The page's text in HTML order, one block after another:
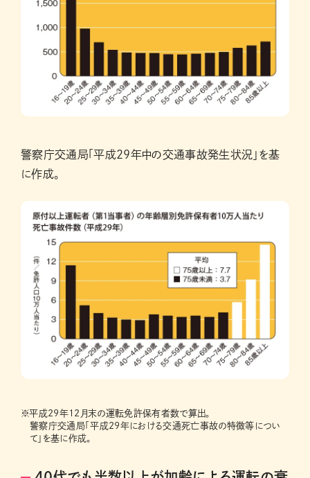
警察庁交通局「平成29年中の交通事故発生状況」を基
に作成。
※平成29年12月末の運転免許保有者数で算出。
警察庁交通局「平成29年における交通死亡事故の特徴等につい
て」を基に作成。